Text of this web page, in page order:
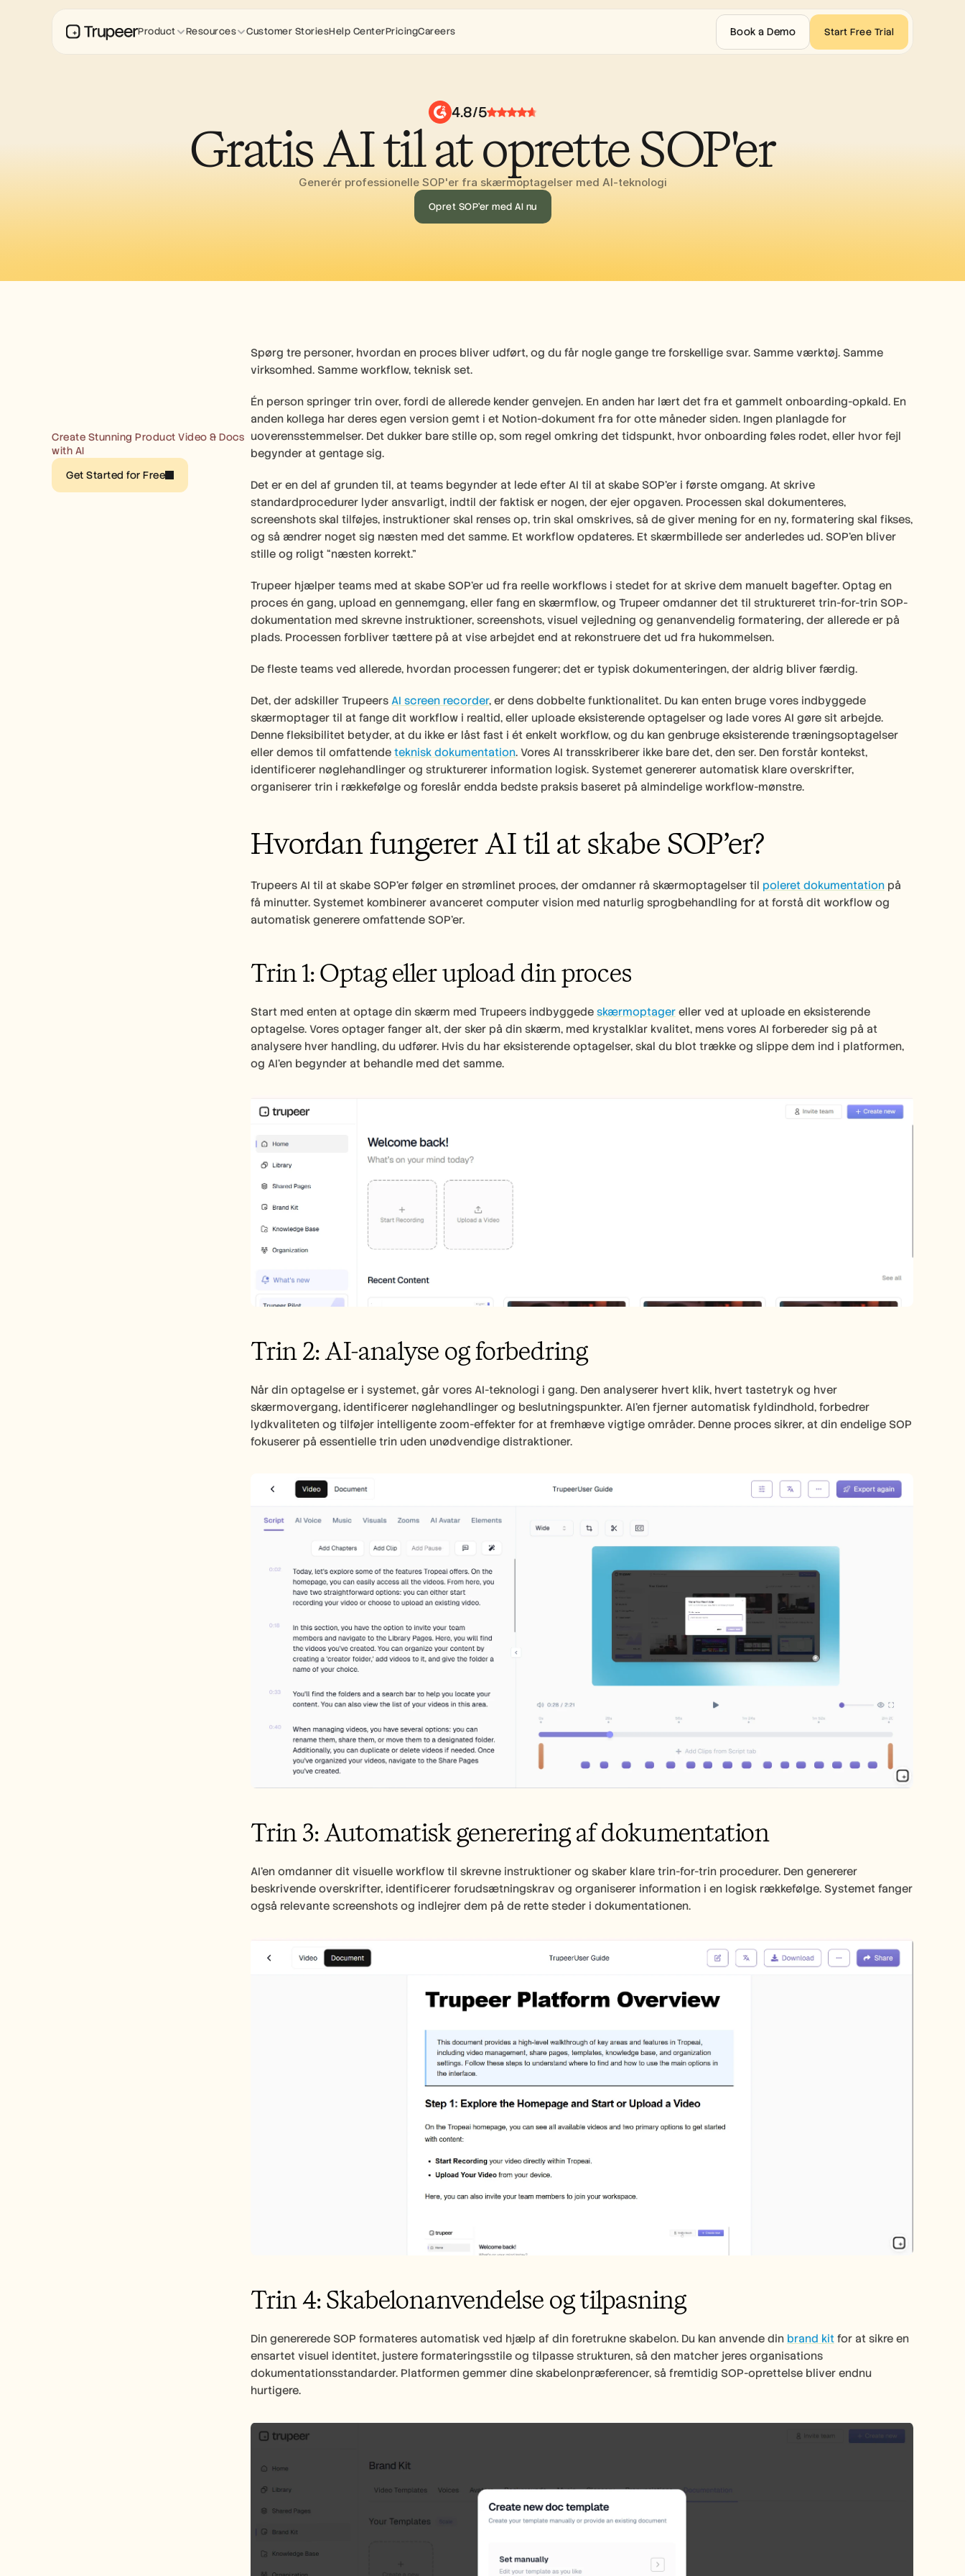
4.8/5
Gratis AI til at oprette SOP'er
Generér professionelle SOP'er fra skærmoptagelser med AI-teknologi
Opret SOP'er med AI nu
Create Stunning Product Video & Docs
with AI
Get Started for Free
Spørg tre personer, hvordan en proces bliver udført, og du får nogle gange tre forskellige svar. Samme værktøj. Samme
virksomhed. Samme workflow, teknisk set.
Én person springer trin over, fordi de allerede kender genvejen. En anden har lært det fra et gammelt onboarding-opkald. En
anden kollega har deres egen version gemt i et Notion-dokument fra for otte måneder siden. Ingen planlagde for
uoverensstemmelser. Det dukker bare stille op, som regel omkring det tidspunkt, hvor onboarding føles rodet, eller hvor fejl
begynder at gentage sig.
Det er en del af grunden til, at teams begynder at lede efter AI til at skabe SOP’er i første omgang. At skrive
standardprocedurer lyder ansvarligt, indtil der faktisk er nogen, der ejer opgaven. Processen skal dokumenteres,
screenshots skal tilføjes, instruktioner skal renses op, trin skal omskrives, så de giver mening for en ny, formatering skal fikses,
og så ændrer noget sig næsten med det samme. Et workflow opdateres. Et skærmbillede ser anderledes ud. SOP’en bliver
stille og roligt “næsten korrekt.”
Trupeer hjælper teams med at skabe SOP’er ud fra reelle workflows i stedet for at skrive dem manuelt bagefter. Optag en
proces én gang, upload en gennemgang, eller fang en skærmflow, og Trupeer omdanner det til struktureret trin-for-trin SOP-
dokumentation med skrevne instruktioner, screenshots, visuel vejledning og genanvendelig formatering, der allerede er på
plads. Processen forbliver tættere på at vise arbejdet end at rekonstruere det ud fra hukommelsen.
De fleste teams ved allerede, hvordan processen fungerer; det er typisk dokumenteringen, der aldrig bliver færdig.
Det, der adskiller Trupeers AI screen recorder, er dens dobbelte funktionalitet. Du kan enten bruge vores indbyggede
skærmoptager til at fange dit workflow i realtid, eller uploade eksisterende optagelser og lade vores AI gøre sit arbejde.
Denne fleksibilitet betyder, at du ikke er låst fast i ét enkelt workflow, og du kan genbruge eksisterende træningsoptagelser
eller demos til omfattende teknisk dokumentation. Vores AI transskriberer ikke bare det, den ser. Den forstår kontekst,
identificerer nøglehandlinger og strukturerer information logisk. Systemet genererer automatisk klare overskrifter,
organiserer trin i rækkefølge og foreslår endda bedste praksis baseret på almindelige workflow-mønstre.
Hvordan fungerer AI til at skabe SOP’er?
Trupeers AI til at skabe SOP’er følger en strømlinet proces, der omdanner rå skærmoptagelser til poleret dokumentation på
få minutter. Systemet kombinerer avanceret computer vision med naturlig sprogbehandling for at forstå dit workflow og
automatisk generere omfattende SOP’er.
Trin 1: Optag eller upload din proces
Start med enten at optage din skærm med Trupeers indbyggede skærmoptager eller ved at uploade en eksisterende
optagelse. Vores optager fanger alt, der sker på din skærm, med krystalklar kvalitet, mens vores AI forbereder sig på at
analysere hver handling, du udfører. Hvis du har eksisterende optagelser, skal du blot trække og slippe dem ind i platformen,
og AI’en begynder at behandle med det samme.
Trin 2: AI-analyse og forbedring
Når din optagelse er i systemet, går vores AI-teknologi i gang. Den analyserer hvert klik, hvert tastetryk og hver
skærmovergang, identificerer nøglehandlinger og beslutningspunkter. AI’en fjerner automatisk fyldindhold, forbedrer
lydkvaliteten og tilføjer intelligente zoom-effekter for at fremhæve vigtige områder. Denne proces sikrer, at din endelige SOP
fokuserer på essentielle trin uden unødvendige distraktioner.
Trin 3: Automatisk generering af dokumentation
AI’en omdanner dit visuelle workflow til skrevne instruktioner og skaber klare trin-for-trin procedurer. Den genererer
beskrivende overskrifter, identificerer forudsætningskrav og organiserer information i en logisk rækkefølge. Systemet fanger
også relevante screenshots og indlejrer dem på de rette steder i dokumentationen.
Trin 4: Skabelonanvendelse og tilpasning
Din genererede SOP formateres automatisk ved hjælp af din foretrukne skabelon. Du kan anvende din brand kit for at sikre en
ensartet visuel identitet, justere formateringsstile og tilpasse strukturen, så den matcher jeres organisations
dokumentationsstandarder. Platformen gemmer dine skabelonpræferencer, så fremtidig SOP-oprettelse bliver endnu
hurtigere.
Product Resources Customer StoriesHelp CenterPricingCareers Book a Demo Start Free Trial